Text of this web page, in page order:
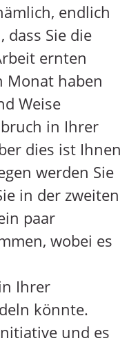
endlich
dass Sie die
ernten
Monat haben
Weise
in Ihrer
dies ist Ihnen
werden Sie
in der zweiten
paar
wobei es
Ihrer
könnte.
und es